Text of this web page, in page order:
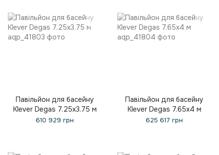
Павільйон для басейну
Klever Degas 7.25x3.75 м
610 929 грн
Павільйон для басейну
Klever Degas 7.65x4 м
625 617 грн